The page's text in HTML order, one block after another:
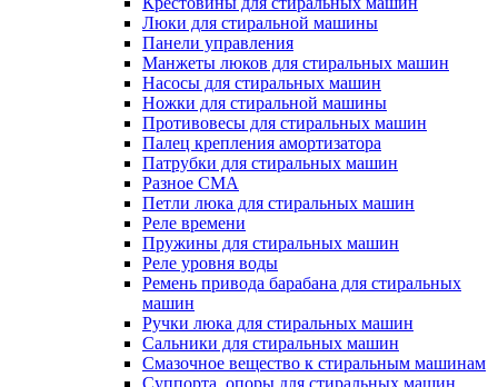
Люки для стиральной машины
Панели управления
Манжеты люков для стиральных машин
Насосы для стиральных машин
Ножки для стиральной машины
Противовесы для стиральных машин
Палец крепления амортизатора
Патрубки для стиральных машин
Разное СМА
Петли люка для стиральных машин
Реле времени
Пружины для стиральных машин
Реле уровня воды
Ремень привода барабана для стиральных
машин
Ручки люка для стиральных машин
Сальники для стиральных машин
Смазочное вещество к стиральным машинам
Суппорта, опоры для стиральных машин